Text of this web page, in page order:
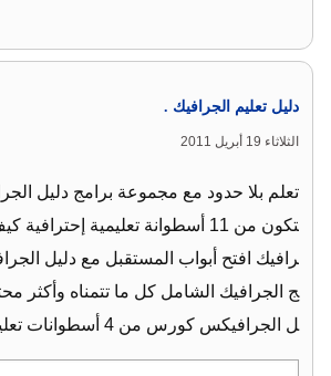
دليل تعليم الجرافيك .
الثلاثاء 19 أبريل 2011
تعلم بلا حدود مع مجموعة برامج دليل
تكون من 11 أسطوانة تعليمية
رافيك افتح أبواب المستقبل مع دليل
ج الجرافيك الشامل كل ما تتمناه وأكثر
ل الجرافيكس كورس من 4 أسطوانات تعليمية لتعليم …